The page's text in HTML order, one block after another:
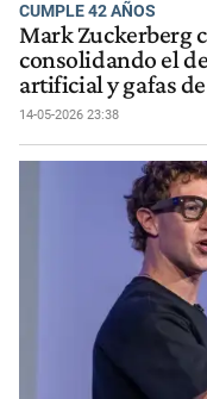
CUMPLE 42 AÑOS
Mark Zuckerberg
consolidando el
artificial y gafas
14-05-2026 23:38